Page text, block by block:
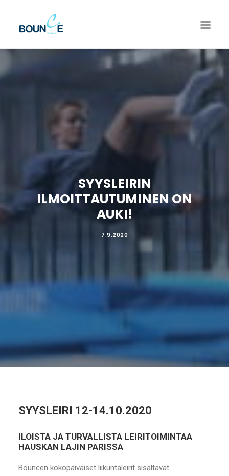
SEARCH
SYYSLEIRIN
ILMOITTAUTUMINEN ON
AUKI!
7.9.2020
SYYSLEIRI 12-14.10.2020
ILOISTA JA TURVALLISTA LEIRITOIMINTAA
HAUSKAN LAJIN PARISSA
Bouncen kokopäiväiset liikuntaleirit sisältävät